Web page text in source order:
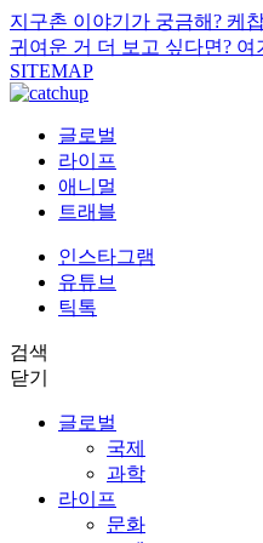
지구촌 이야기가 궁금해? 케
귀여운 거 더 보고 싶다면? 여
SITEMAP
글로벌
라이프
애니멀
트래블
인스타그램
유튜브
틱톡
검색
닫기
글로벌
국제
과학
라이프
문화